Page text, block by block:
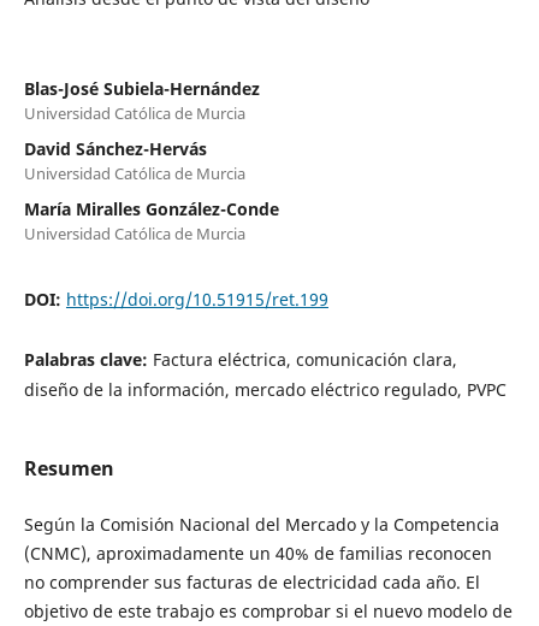
Blas-José Subiela-Hernández
Universidad Católica de Murcia
David Sánchez-Hervás
Universidad Católica de Murcia
María Miralles González-Conde
Universidad Católica de Murcia
DOI: https://doi.org/10.51915/ret.199
Palabras clave: Factura eléctrica, comunicación clara,
diseño de la información, mercado eléctrico regulado, PVPC
Resumen
Según la Comisión Nacional del Mercado y la Competencia
(CNMC), aproximadamente un 40% de familias reconocen
no comprender sus facturas de electricidad cada año. El
objetivo de este trabajo es comprobar si el nuevo modelo de